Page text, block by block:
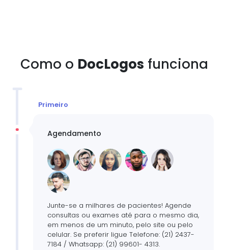
Como o DocLogos funciona
Primeiro
Agendamento
Junte-se a milhares de pacientes! Agende
consultas ou exames até para o mesmo dia,
em menos de um minuto, pelo site ou pelo
celular. Se preferir ligue Telefone: (21) 2437-
7184 / Whatsapp: (21) 99601- 4313.